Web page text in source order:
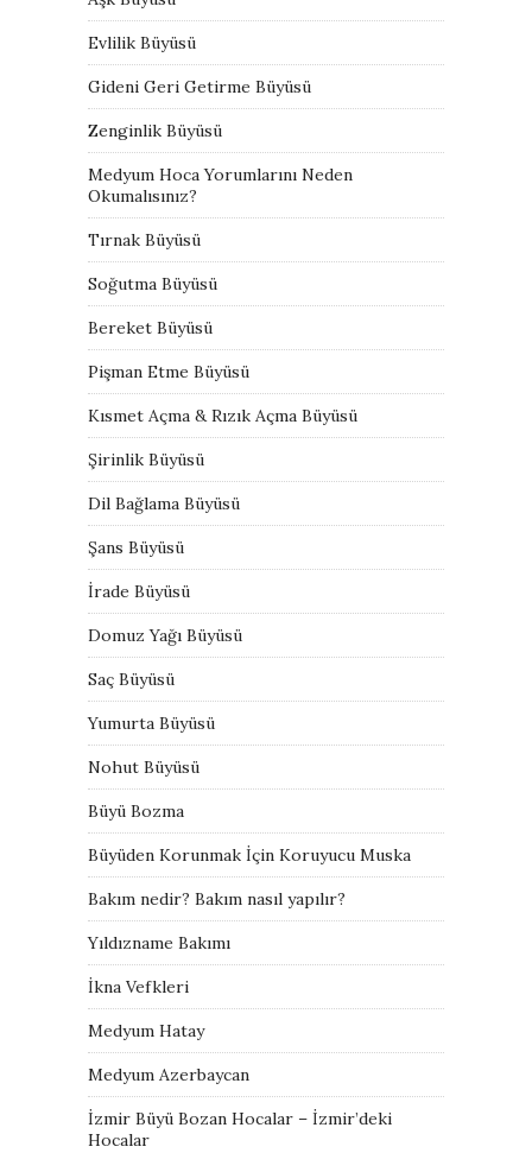
Evlilik Büyüsü
Gideni Geri Getirme Büyüsü
Zenginlik Büyüsü
Medyum Hoca Yorumlarını Neden
Okumalısınız?
Tırnak Büyüsü
Soğutma Büyüsü
Bereket Büyüsü
Pişman Etme Büyüsü
Kısmet Açma & Rızık Açma Büyüsü
Şirinlik Büyüsü
Dil Bağlama Büyüsü
Şans Büyüsü
İrade Büyüsü
Domuz Yağı Büyüsü
Saç Büyüsü
Yumurta Büyüsü
Nohut Büyüsü
Büyü Bozma
Büyüden Korunmak İçin Koruyucu Muska
Bakım nedir? Bakım nasıl yapılır?
Yıldızname Bakımı
İkna Vefkleri
Medyum Hatay
Medyum Azerbaycan
İzmir Büyü Bozan Hocalar – İzmir’deki
Hocalar